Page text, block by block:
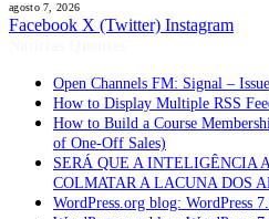
agosto 7, 2026
Facebook X (Twitter) Instagram
Open Channels FM: Signal –
How to Display Multiple RSS
How to Build a Course
of One-Off Sales)
SERÁ QUE A INTELIGÊNCIA
COLMATAR A LACUNA DOS
WordPress.org blog: WordPress